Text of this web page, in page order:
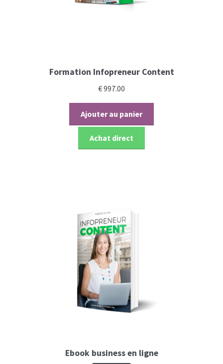
Formation Infopreneur Content
€997.00
Ajouter au panier
Achat direct
Ebook business en ligne